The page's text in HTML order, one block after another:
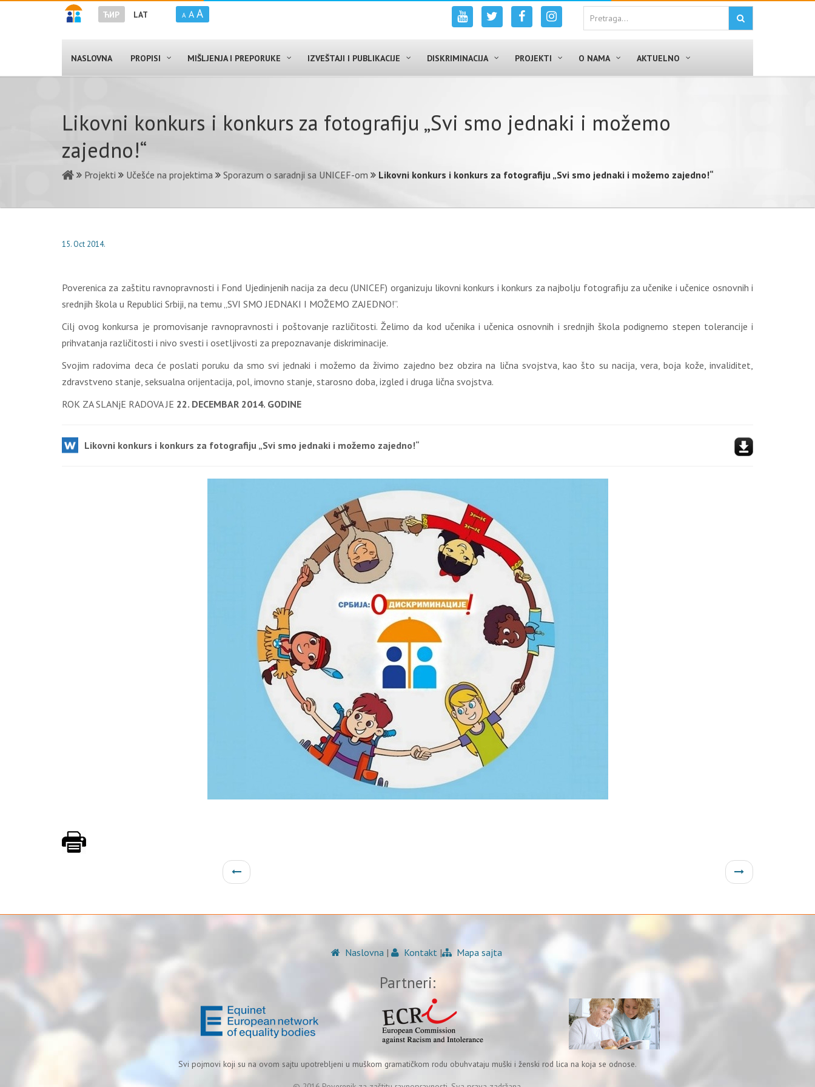
ЋИР LAT A A A
NASLOVNA PROPISI MIŠLJENJA I PREPORUKE IZVEŠTAJI I PUBLIKACIJE DISKRIMINACIJA PROJEKTI O NAMA AKTUELNO
Likovni konkurs i konkurs za fotografiju „Svi smo jednaki i možemo
zajedno!“
Projekti Učešće na projektima Sporazum o saradnji sa UNICEF-om Likovni konkurs i konkurs za fotografiju „Svi smo jednaki i možemo zajedno!“
15. Oct 2014.
Poverenica za zaštitu ravnopravnosti i Fond Ujedinjenih nacija za decu (UNICEF) organizuju likovni konkurs i konkurs za najbolju fotografiju za učenike i učenice osnovnih i
srednjih škola u Republici Srbiji, na temu „SVI SMO JEDNAKI I MOŽEMO ZAJEDNO!”.
Cilj ovog konkursa je promovisanje ravnopravnosti i poštovanje različitosti. Želimo da kod učenika i učenica osnovnih i srednjih škola podignemo stepen tolerancije i
prihvatanja različitosti i nivo svesti i osetljivosti za prepoznavanje diskriminacije.
Svojim radovima deca će poslati poruku da smo svi jednaki i možemo da živimo zajedno bez obzira na lična svojstva, kao što su nacija, vera, boja kože, invaliditet,
zdravstveno stanje, seksualna orijentacija, pol, imovno stanje, starosno doba, izgled i druga lična svojstva.
ROK ZA SLANjE RADOVA JE 22. DECEMBAR 2014. GODINE
Likovni konkurs i konkurs za fotografiju „Svi smo jednaki i možemo zajedno!“
Naslovna | Kontakt | Mapa sajta
Partneri:
Svi pojmovi koji su na ovom sajtu upotrebljeni u muškom gramatičkom rodu obuhvataju muški i ženski rod lica na koja se odnose.